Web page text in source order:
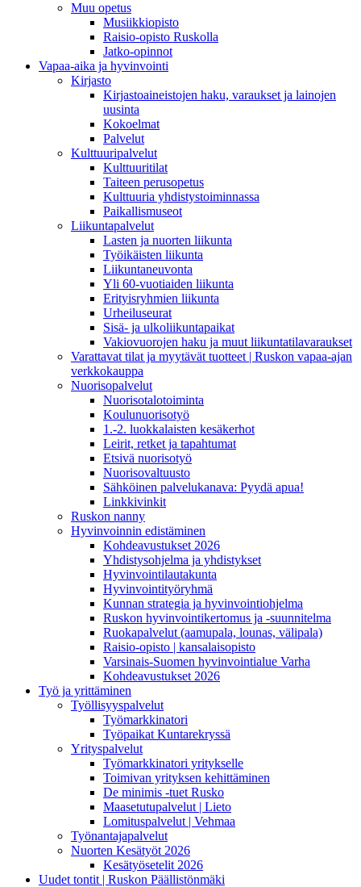
Muu opetus
Musiikkiopisto
Raisio-opisto Ruskolla
Jatko-opinnot
Vapaa-aika ja hyvinvointi
Kirjasto
Kirjastoaineistojen haku, varaukset ja lainojen
uusinta
Kokoelmat
Palvelut
Kulttuuripalvelut
Kulttuuritilat
Taiteen perusopetus
Kulttuuria yhdistystoiminnassa
Paikallismuseot
Liikuntapalvelut
Lasten ja nuorten liikunta
Työikäisten liikunta
Liikuntaneuvonta
Yli 60-vuotiaiden liikunta
Erityisryhmien liikunta
Urheiluseurat
Sisä- ja ulkoliikuntapaikat
Vakiovuorojen haku ja muut liikuntatilavaraukset
Varattavat tilat ja myytävät tuotteet | Ruskon vapaa-ajan
verkkokauppa
Nuorisopalvelut
Nuorisotalotoiminta
Koulunuorisotyö
1.-2. luokkalaisten kesäkerhot
Leirit, retket ja tapahtumat
Etsivä nuorisotyö
Nuorisovaltuusto
Sähköinen palvelukanava: Pyydä apua!
Linkkivinkit
Ruskon nanny
Hyvinvoinnin edistäminen
Kohdeavustukset 2026
Yhdistysohjelma ja yhdistykset
Hyvinvointilautakunta
Hyvinvointityöryhmä
Kunnan strategia ja hyvinvointiohjelma
Ruskon hyvinvointikertomus ja -suunnitelma
Ruokapalvelut (aamupala, lounas, välipala)
Raisio-opisto | kansalaisopisto
Varsinais-Suomen hyvinvointialue Varha
Kohdeavustukset 2026
Työ ja yrittäminen
Työllisyyspalvelut
Työmarkkinatori
Työpaikat Kuntarekryssä
Yrityspalvelut
Työmarkkinatori yritykselle
Toimivan yrityksen kehittäminen
De minimis -tuet Rusko
Maasetutupalvelut | Lieto
Lomituspalvelut | Vehmaa
Työnantajapalvelut
Nuorten Kesätyöt 2026
Kesätyösetelit 2026
Uudet tontit | Ruskon Päällistönmäki